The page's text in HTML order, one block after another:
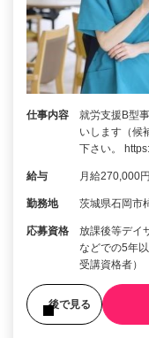
仕事内容
就労支援B型
いします（候
下さい。
給与 月給270,000
勤務地 茨城県石岡市
応募資格
放課後等デイ
などでの5年
受講資格者）
後で見る